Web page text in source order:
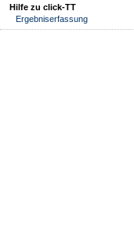
Hilfe zu click-TT
Ergebniserfassung